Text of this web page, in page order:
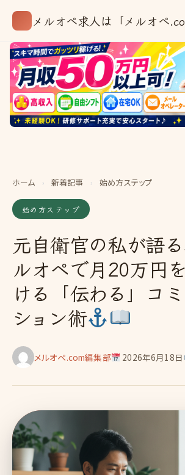
メルオペ求人は「メルオペ
ホーム › 新着記事 › 始め方ステップ
始め方ステップ
元自衛官の私が語
ルオペで月20万円
ける「伝わる」コ
ション術
メルオペ.com編集部 2026年6月18日